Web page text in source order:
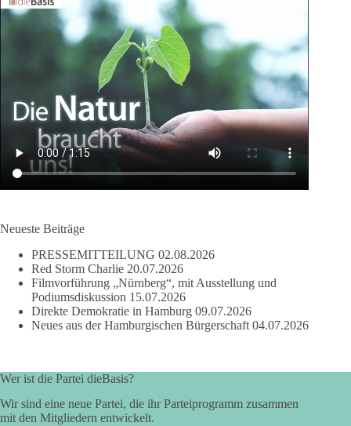
Neueste Beiträge
PRESSEMITTEILUNG 02.08.2026
Red Storm Charlie 20.07.2026
Filmvorführung „Nürnberg“, mit Ausstellung und
Podiumsdiskussion 15.07.2026
Direkte Demokratie in Hamburg 09.07.2026
Neues aus der Hamburgischen Bürgerschaft 04.07.2026
Wer ist die Partei dieBasis?
Wir sind eine neue Partei, die ihr Parteiprogramm zusammen
mit den Mitgliedern entwickelt.